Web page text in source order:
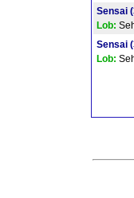
Sensai
Lob:
Sensai
Lob: